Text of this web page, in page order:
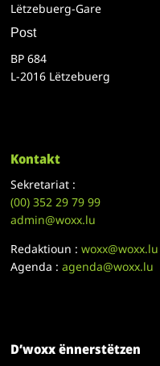
Lëtzebuerg-Gare
Post
BP 684
L-2016 Lëtzebuerg
Kontakt
Sekretariat :
(00)352 29 79 99
admin@woxx.lu
Redaktioun :woxx@woxx.lu
Agenda :agenda@woxx.lu
D’woxx ënnerstëtzen